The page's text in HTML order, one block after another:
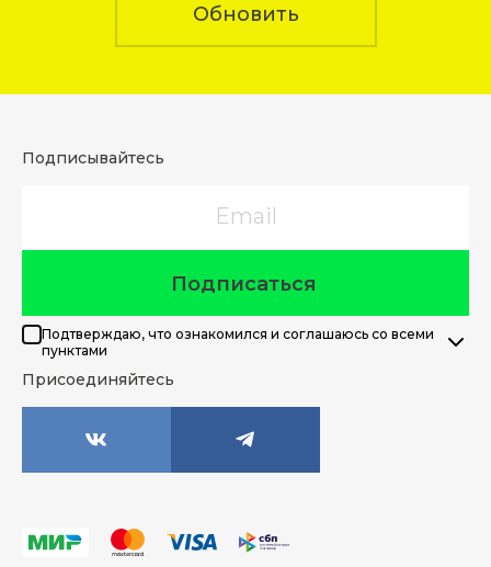
Обновить
Подписывайтесь
Подписаться
Подтверждаю, что ознакомился и соглашаюсь со всеми
пунктами
Присоединяйтесь